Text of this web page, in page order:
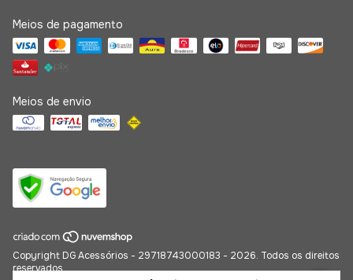
Meios de pagamento
Meios de envio
Copyright DG Acessórios - 29718743000183 - 2026. Todos os direitos
reservados.